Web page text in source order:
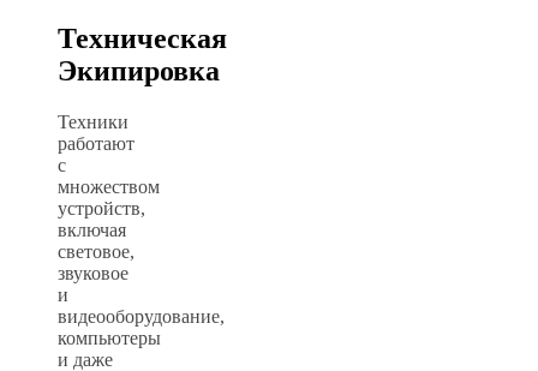
Техническая
Экипировка
Техники
работают
с
множеством
устройств,
включая
световое,
звуковое
и
видеооборудование,
компьютеры
и даже